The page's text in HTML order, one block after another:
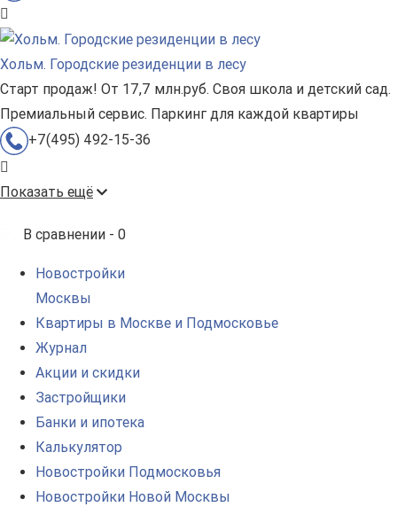
Хольм. Городские резиденции в лесу
Старт продаж! От 17,7 млн.руб. Своя школа и детский сад.
Премиальный сервис. Паркинг для каждой квартиры
+7(495) 492-15-36
Показать ещё
В сравнении - 0
Новостройки
Москвы
Квартиры в Москве и Подмосковье
Журнал
Акции и скидки
Застройщики
Банки и ипотека
Калькулятор
Новостройки Подмосковья
Новостройки Новой Москвы